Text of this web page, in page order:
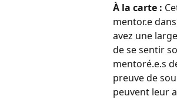
À la carte :
mentor.e
avez une
de se sentir
mentoré.e.s
preuve de
peuvent leur